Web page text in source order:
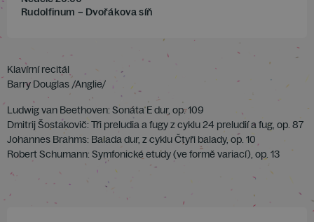
Rudolfinum – Dvořákova síň
Klavírní recitál
Barry Douglas /Anglie/
Ludwig van Beethoven: Sonáta E dur, op. 109
Dmitrij Šostakovič: Tři preludia a fugy z cyklu 24 preludií a fug, op. 87
Johannes Brahms: Balada dur, z cyklu Čtyři balady, op. 10
Robert Schumann: Symfonické etudy (ve formě variací), op. 13